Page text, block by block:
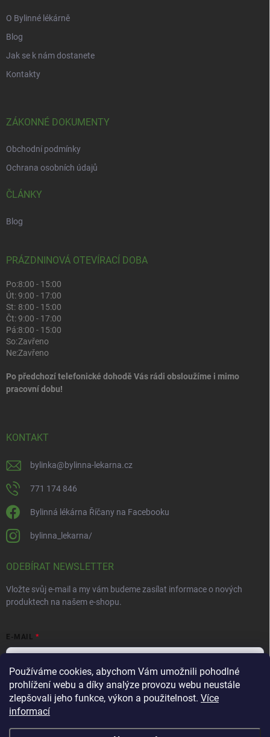
Používáme cookies, abychom Vám umožnili pohodlné
prohlížení webu a díky analýze provozu webu neustále
zlepšovali jeho funkce, výkon a použitelnost. Více
informací
O Bylinné lékárně
Blog
Jak se k nám dostanete
Kontakty
ZÁKONNÉ DOKUMENTY
Obchodní podmínky
Ochrana osobních údajů
ČLÁNKY
Blog
PRÁZDNINOVÁ OTEVÍRACÍ DOBA
Po:8:00 - 15:00
Út:9:00 - 17:00
St: 8:00 - 15:00
Čt:9:00 - 17:00
Pá:8:00 - 15:00
So:Zavřeno
Ne:Zavřeno
Po předchozí telefonické dohodě Vás rádi obsloužíme i mimo
pracovní dobu!
KONTAKT
bylinka@bylinna-lekarna.cz
771 174 846
Bylinná lékárna Říčany na Facebooku
bylinna_lekarna/
ODEBÍRAT NEWSLETTER
Vložte svůj e-mail a my vám budeme zasílat informace o nových
produktech na našem e-shopu.
E-MAIL
Vložením e-mailu souhlasíte spodmínkami ochrany osobních údajů
Přihlásit se